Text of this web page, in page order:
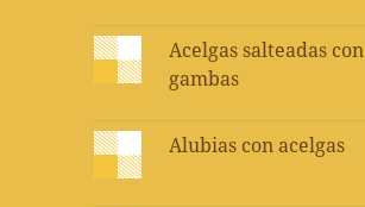
Acelgas salteadas con
gambas
Alubias con acelgas